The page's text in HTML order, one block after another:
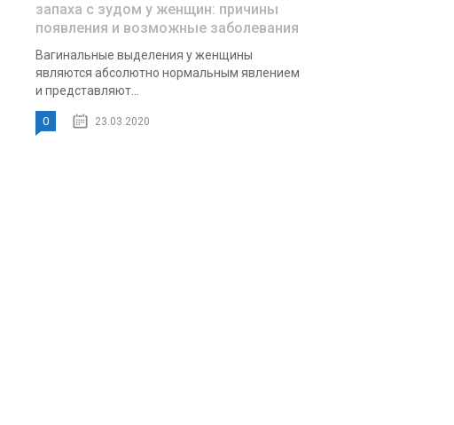
запаха с зудом у женщин: причины
появления и возможные заболевания
Вагинальные выделения у женщины
являются абсолютно нормальным явлением
и представляют...
0 23.03.2020